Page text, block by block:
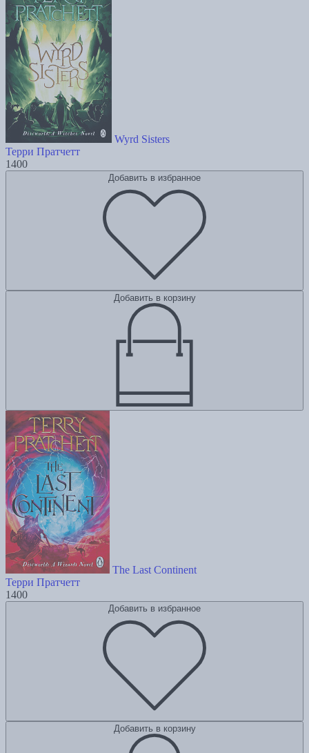
Wyrd Sisters
Терри Пратчетт
1400
Добавить в избранное
Добавить в корзину
The Last Continent
Терри Пратчетт
1400
Добавить в избранное
Добавить в корзину